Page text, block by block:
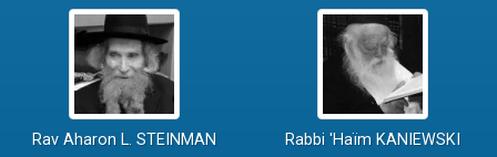
Rav Aharon L. STEINMAN Rabbi 'Haïm KANIEWSKI